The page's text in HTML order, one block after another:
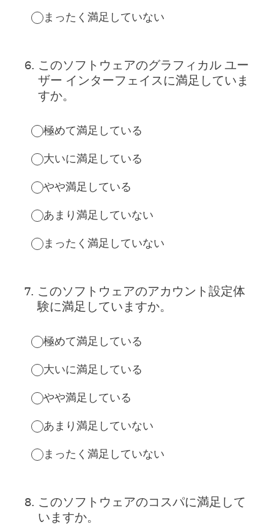
まったく満足していない
6. このソフトウェアのグラフィカル ユー
ザー インターフェイスに満足していま
すか。
極めて満足している
大いに満足している
やや満足している
あまり満足していない
まったく満足していない
7. このソフトウェアのアカウント設定体
験に満足していますか。
極めて満足している
大いに満足している
やや満足している
あまり満足していない
まったく満足していない
8. このソフトウェアのコスパに満足して
いますか。